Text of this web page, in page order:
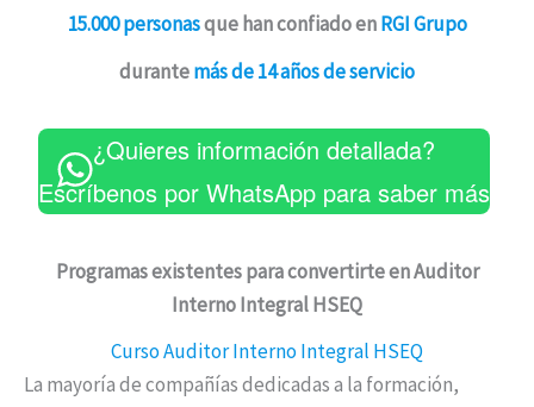
15.000 personasque han confiado en RGI Grupo
durantemás de 14 años de servicio
¿Quieres información detallada?
Escríbenos por WhatsApp para saber más
Programas existentes para convertirte en Auditor
Interno Integral HSEQ
Curso Auditor Interno Integral HSEQ
La mayoría de compañías dedicadas a la formación,